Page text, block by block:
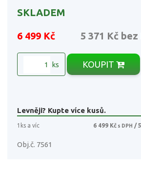
SKLADEM
6 499 Kč 5 371 Kč bez
ks KOUPIT
Levněji? Kupte více kusů.
1ks a víc 6 499 Kč s DPH /
Obj.č. 7561